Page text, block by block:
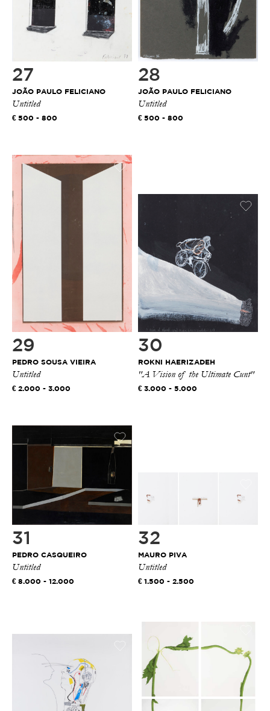
27
JOÃO PAULO FELICIANO
Untitled
500 - 800
28
JOÃO PAULO FELICIANO
Untitled
500 - 800
29
PEDRO SOUSA VIEIRA
Untitled
2.000 - 3.000
30
ROKNI HAERIZADEH
"A Vision of the Ultimate Cunt"
3.000 - 5.000
31
PEDRO CASQUEIRO
Untitled
8.000 - 12.000
32
MAURO PIVA
Untitled
1.500 - 2.500